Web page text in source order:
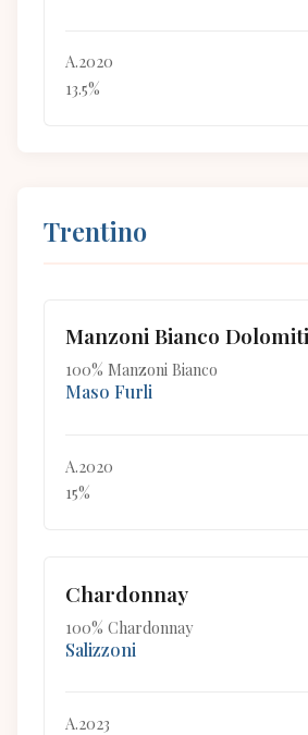
A.2020
13.5%
Trentino
Manzoni Bianco
100% Manzoni Bianco
Maso Furli
A.2020
15%
Chardonnay
100% Chardonnay
Salizzoni
A.2023